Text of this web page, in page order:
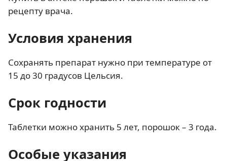
рецепту врача.
Условия хранения
Сохранять препарат нужно при температуре от
15 до 30 градусов Цельсия.
Срок годности
Таблетки можно хранить 5 лет, порошок – 3 года.
Особые указания